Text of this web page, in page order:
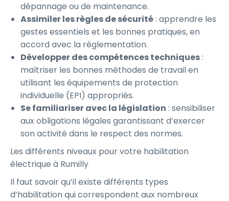
dépannage ou de maintenance.
Assimiler les règles de sécurité: apprendre les
gestes essentiels et les bonnes pratiques, en
accord avec la réglementation.
Développer des compétences techniques:
maîtriser les bonnes méthodes de travail en
utilisant les équipements de protection
individuelle (EPI) appropriés.
Se familiariser avec la législation : sensibiliser
aux obligations légales garantissant d’exercer
son activité dans le respect des normes.
Les différents niveaux pour votre habilitation
électrique à Rumilly
Il faut savoir qu’il existe différents types
d’habilitation qui correspondent aux nombreux